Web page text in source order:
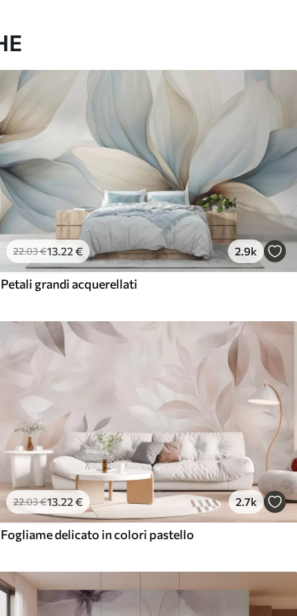
22.03€13.22 € 2.9k
Petali grandi acquerellati
22.03€13.22 € 2.7k
Fogliame delicato in colori pastello